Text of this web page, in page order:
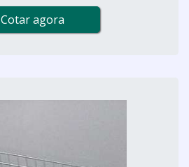
Cotar agora